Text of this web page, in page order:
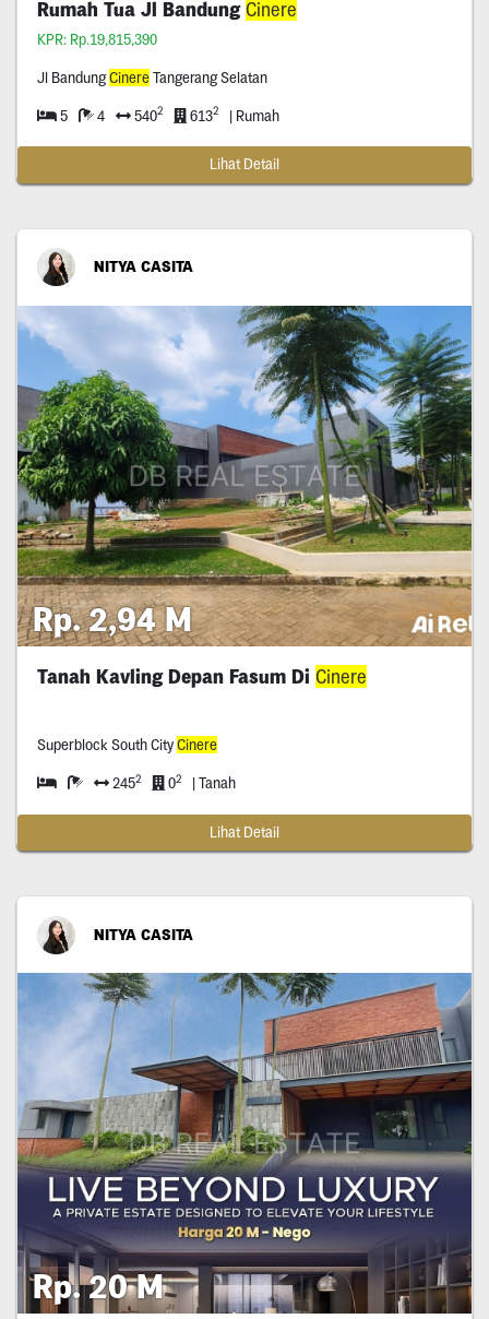
Rumah Tua Jl BandungCinere
KPR: Rp.19,815,390
Jl BandungCinereTangerang Selatan
5 4 5402 6132 | Rumah
Lihat Detail
NITYA CASITA
Rp. 2,94 M
Tanah Kavling Depan Fasum Di Cinere
Superblock South CityCinere
2452 02 | Tanah
Lihat Detail
NITYA CASITA
Rp. 20 M